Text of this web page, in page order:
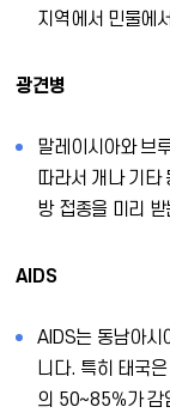
지역에서 민물에
광견병
말레이시아와 브
따라서 개나 기타
방 접종을 미리
AIDS
AIDS는 동남아시
니다. 특히 태국
의 50∼85％가 감